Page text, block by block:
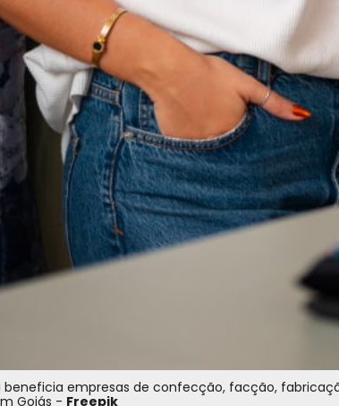
beneficia empresas de confecção, facção,
Goiás - Freepik